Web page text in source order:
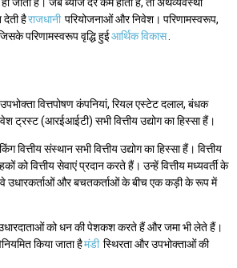
हैराजधानी परियोजनाओं और निवेश। परिणामस्वरूप,
जिसके परिणामस्वरूप वृद्धि हुईआर्थिक विकास
वित्तपोषण कंपनियां, रियल एस्टेट दलाल, बंधक
ट्रस्ट (आरईआईटी) सभी वित्तीय उद्योग का हिस्सा हैं।
वित्तीय संस्थान सभी वित्तीय उद्योग का हिस्सा हैं। वित्तीय
को वित्तीय सेवाएं प्रदान करते हैं। उन्हें वित्तीय मध्यवर्ती के
वे उधारकर्ताओं और बचतकर्ताओं के बीच एक कड़ी के रूप में
उधारदाताओं को धन की पेशकश करते हैं और जमा भी लेते हैं।
किया जाता हैमंडी स्थिरता और उपभोक्ताओं की